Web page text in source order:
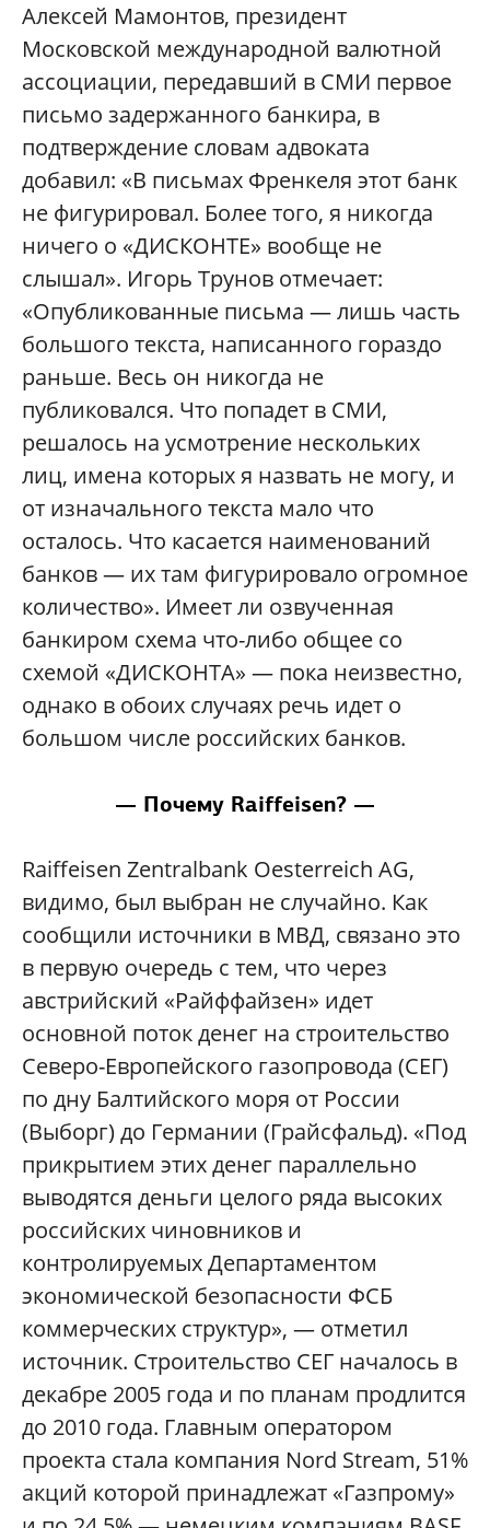
Алексей Мамонтов, президент
Московской международной валютной
ассоциации, передавший в СМИ первое
письмо задержанного банкира, в
подтверждение словам адвоката
добавил: «В письмах Френкеля этот банк
не фигурировал. Более того, я никогда
ничего о «ДИСКОНТЕ» вообще не
слышал». Игорь Трунов отмечает:
«Опубликованные письма — лишь часть
большого текста, написанного гораздо
раньше. Весь он никогда не
публиковался. Что попадет в СМИ,
решалось на усмотрение нескольких
лиц, имена которых я назвать не могу, и
от изначального текста мало что
осталось. Что касается наименований
банков — их там фигурировало огромное
количество». Имеет ли озвученная
банкиром схема что-либо общее со
схемой «ДИСКОНТА» — пока неизвестно,
однако в обоих случаях речь идет о
большом числе российских банков.
— Почему Raiffeisen? —
Raiffeisen Zentralbank Oesterreich AG,
видимо, был выбран не случайно. Как
сообщили источники в МВД, связано это
в первую очередь с тем, что через
австрийский «Райффайзен» идет
основной поток денег на строительство
Северо-Европейского газопровода (СЕГ)
по дну Балтийского моря от России
(Выборг) до Германии (Грайсфальд). «Под
прикрытием этих денег параллельно
выводятся деньги целого ряда высоких
российских чиновников и
контролируемых Департаментом
экономической безопасности ФСБ
коммерческих структур», — отметил
источник. Строительство СЕГ началось в
декабре 2005 года и по планам продлится
до 2010 года. Главным оператором
проекта стала компания Nord Stream, 51%
акций которой принадлежат «Газпрому»